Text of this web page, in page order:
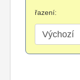
řazení: